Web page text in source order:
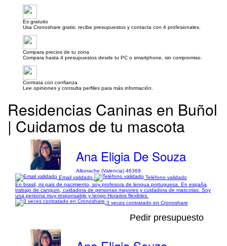
Es gratuito
Usa Cronoshare gratis: recibe presupuestos y contacta con 4 profesionales.
Compara precios de tu zona
Compara hasta 4 presupuestos desde tu PC o smartphone, sin compromiso.
Contrata con confianza
Lee opiniones y consulta perfiles para más información.
Residencias Caninas en Buñol
| Cuidamos de tu mascota
Ana Eligia De Souza
Alborache (Valencia) 46369
Email validado
Teléfono validado
En brasil, mi pais de nacimiento, soy profesora de lengua portuguesa. En españa
trabajo de canguro, cuidadora de personas mayores y cuidadora de mascotas. Soy
una persona muy responsable y tengo Horarios flexibles.
3 veces contratado en Cronoshare
Pedir presupuesto